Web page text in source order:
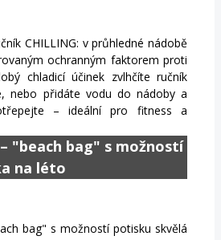
CHILLING: v průhledné nádobě
ochranným faktorem proti
chladicí účinek zvlhčíte ručník
nebo přidáte vodu do nádoby a
– ideální pro fitness a
"beach bag" s možností
na léto
bag" s možností potisku skvělá